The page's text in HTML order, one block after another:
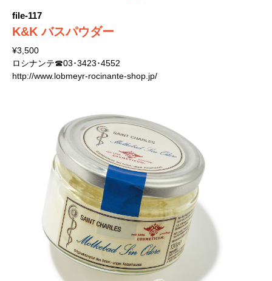
file-117
K&K バスパウダー
¥3,500
ロシナンテ☎03･3423･4552
http://www.lobmeyr-rocinante-shop.jp/